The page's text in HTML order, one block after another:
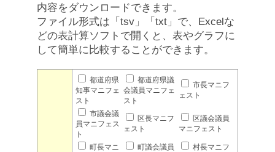
内容をダウンロードできます。
ファイル形式は「tsv」「txt」で、Excelな
どの表計算ソフトで開くと、表やグラフに
して簡単に比較することができます。
都道府県
知事マニフェ
スト
都道府県議
会議員マニフェ
スト
市長マニフ
ェスト
市議会議
員マニフェス
ト
区長マニフ
ェスト
区議会議員
マニフェスト
町長マニ
町議会議員
村長マニフ